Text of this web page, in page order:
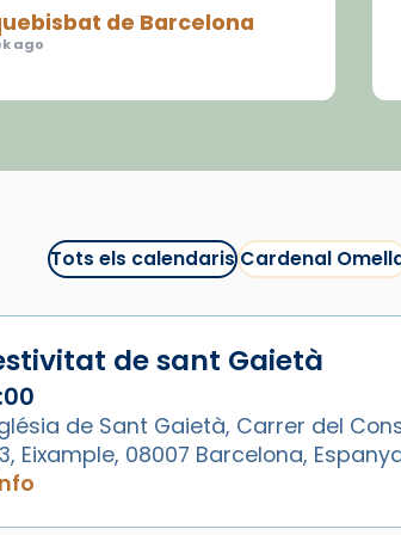
de Barcelona
ago
de Les Santes de
· Share
de Barcelonais at
Tots els calendarisCardenal
de sant Gaietà
de Sant Gaietà, Carrer del
Eixample, 08007 Barcelona,